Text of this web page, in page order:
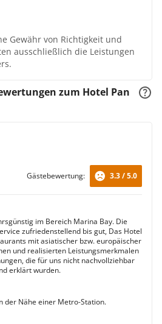
Gewähr von Richtigkeit und
ausschließlich die Leistungen
zum Hotel Pan
Gästebewertung: 3.3 / 5.0
im Bereich Marina Bay. Die
zufriedenstellend bis gut, Das Hotel
mit asiatischer bzw. europäischer
und realisierten Leistungsmerkmalen
die für uns nicht nachvollziehbar
erklärt wurden.
der Nähe einer Metro-Station.